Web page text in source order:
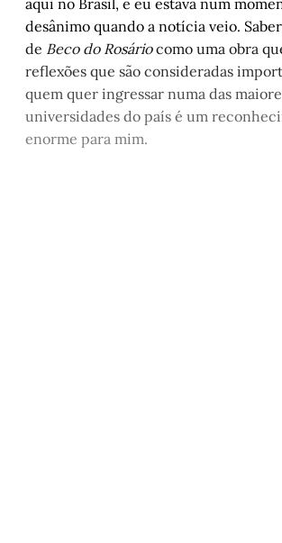
desânimo quando a notícia veio.
de Beco do Rosáriocomo uma obra
reflexões que são consideradas
quem quer ingressar numa das
universidades do país é um
enorme para mim.